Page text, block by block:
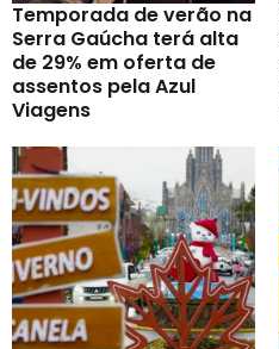
Temporada de verão na
Serra Gaúcha terá alta
de 29% em oferta de
assentos pela Azul
Viagens